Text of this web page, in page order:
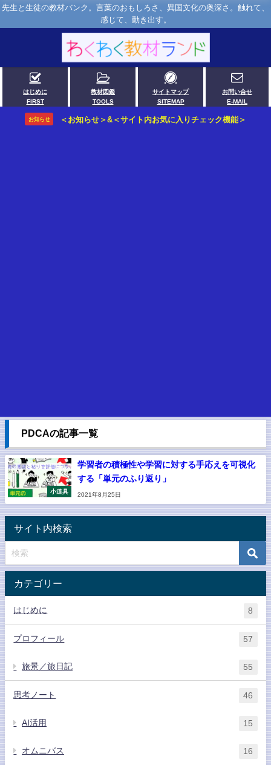
先生と生徒の教材バンク。言葉のおもしろさ、異国文化の奥深さ。触れて、
感じて、動き出す。
はじめに
FIRST
教材図鑑
TOOLS
サイトマップ
SITEMAP
お問い合せ
E-MAIL
お知らせ ＜お知らせ＞&＜サイト内お気に入りチェック機能＞
PDCAの記事一覧
小道具
学習者の積極性や学習に対する手応えを可視化
する「単元のふり返り」
2021年8月25日
サイト内検索
カテゴリー
はじめに 8
プロフィール 57
旅景／旅日記 55
思考ノート 46
AI活用 15
オムニバス 16